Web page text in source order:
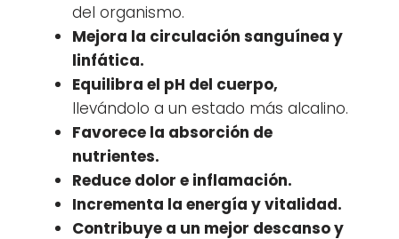
del organismo.
Mejora la circulación sanguínea y
linfática.
Equilibra el pH del cuerpo,
llevándolo a un estado más alcalino.
Favorece la absorción de
nutrientes.
Reduce dolor e inflamación.
Incrementa la energía y vitalidad.
Contribuye a un mejor descanso y